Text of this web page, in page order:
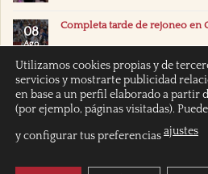
08
Ago
Completa tarde de rejoneo en
Utilizamos cookies propias y de
servicios y mostrarte publicidad
en base a un perfil elaborado a partir
(por ejemplo, páginas visitadas).
y configurar tus preferenciasajustes